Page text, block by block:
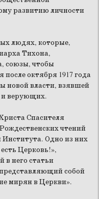
развитию личности
людях, которые,
Тихона,
союзы, чтобы
октября 1917 года
новой власти, взявшей
и верующих.
Спасителя
чтений
Одно из них
Церковь!»,
в него статьи
собой
мирян в Церкви».